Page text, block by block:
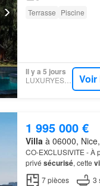
Terrasse Piscine
Il y a 5 jours
LUXURYESTATE Voir
1 995 000 €
Villaà 06000,
CO-EXCLUSIVITE - À
privé sécurisé, cette
dégagée
la ville de
7pièces 3